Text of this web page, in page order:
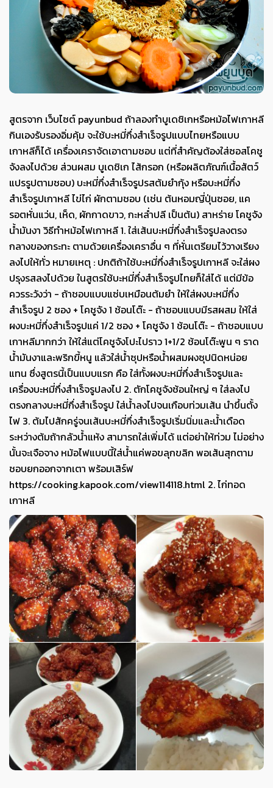
สูตรจาก เว็บไซต์ payunbud ถ้าลองทำบูเดชิเกหรือหม้อไฟเกาหลี
กินเองรับรองอิ่มคุ้ม จะใช้บะหมี่กึ่งสำเร็จรูปแบบไทยหรือแบบ
เกาหลีก็ได้ เครื่องเคราจัดเอาตามชอบ แต่ที่สำคัญต้องใส่ซอสโคชู
จังลงไปด้วย ส่วนผสม บูเดชิเก ไส้กรอก (หรือผลิตภัณฑ์เนื้อสัตว์
แปรรูปตามชอบ) บะหมี่กึ่งสำเร็จรูปรสต้มยำกุ้ง หรือบะหมี่กึ่ง
สำเร็จรูปเกาหลี ไข่ไก่ ผักตามชอบ (เช่น ต้นหอมญี่ปุ่นซอย, แค
รอตหั่นแว่น, เห็ด, ผักกาดขาว, กะหล่ำปลี เป็นต้น) สาหร่าย โคชูจัง
น้ำมันงา วิธีทำหม้อไฟเกาหลี 1. ใส่เส้นบะหมี่กึ่งสำเร็จรูปลงตรง
กลางของกระทะ ตามด้วยเครื่องเคราอื่น ๆ ที่หั่นเตรียมไว้วางเรียง
ลงไปให้ทั่ว หมายเหตุ : ปกติถ้าใช้บะหมี่กึ่งสำเร็จรูปเกาหลี จะใส่ผง
ปรุงรสลงไปด้วย ในสูตรใช้บะหมี่กึ่งสำเร็จรูปไทยก็ใส่ได้ แต่มีข้อ
ควรระวังว่า - ถ้าชอบแบบแซ่บเหมือนต้มยำ ให้ใส่ผงบะหมี่กึ่ง
สำเร็จรูป 2 ซอง + โคชูจัง 1 ช้อนโต๊ะ - ถ้าชอบแบบมีรสผสม ให้ใส่
ผงบะหมี่กึ่งสำเร็จรูปแค่ 1/2 ซอง + โคชูจัง 1 ช้อนโต๊ะ - ถ้าชอบแบบ
เกาหลีมากกว่า ให้ใส่แต่โคชูจังโปะไปราว 1+1/2 ช้อนโต๊ะพูน ๆ ราด
น้ำมันงาและพริกขี้หนู แล้วใส่น้ำซุปหรือน้ำผสมผงซุปนิดหน่อย
แทน ซึ่งสูตรนี้เป็นแบบแรก คือ ใส่ทั้งผงบะหมี่กึ่งสำเร็จรูปและ
เครื่องบะหมี่กึ่งสำเร็จรูปลงไป 2. ตักโคชูจังช้อนใหญ่ ๆ ใส่ลงไป
ตรงกลางบะหมี่กึ่งสำเร็จรูป ใส่น้ำลงไปจนเกือบท่วมเส้น นำขึ้นตั้ง
ไฟ 3. ต้มไปสักครู่จนเส้นบะหมี่กึ่งสำเร็จรูปเริ่มนิ่มและน้ำเดือด
ระหว่างต้มถ้ากลัวน้ำแห้ง สามารถใส่เพิ่มได้ แต่อย่าให้ท่วม ไม่อย่าง
นั้นจะเจือจาง หม้อไฟแบบนี้ใส่น้ำแค่พอขลุกขลิก พอเส้นสุกตาม
ชอบยกออกจากเตา พร้อมเสิร์ฟ
https://cooking.kapook.com/view114118.html 2. ไก่ทอด
เกาหลี